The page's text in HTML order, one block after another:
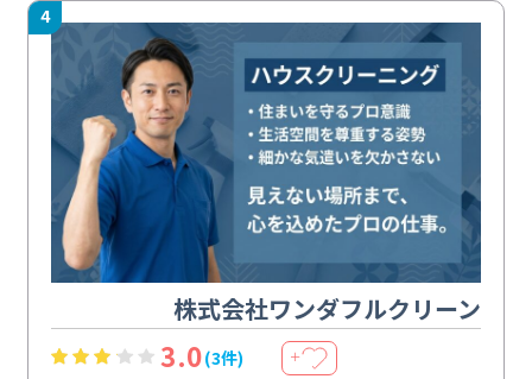
4
株式会社ワンダフルクリーン
3.0(3件) ＋